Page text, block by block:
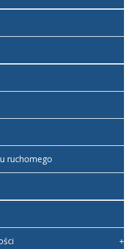
ruchomego